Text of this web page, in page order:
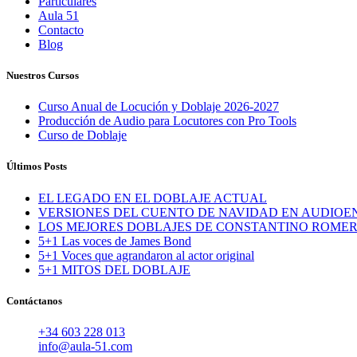
Aula 51
Contacto
Blog
Nuestros Cursos
Curso Anual de Locución y Doblaje 2026-2027
Producción de Audio para Locutores con Pro Tools
Curso de Doblaje
Últimos Posts
EL LEGADO EN EL DOBLAJE ACTUAL
VERSIONES DEL CUENTO DE NAVIDAD EN
LOS MEJORES DOBLAJES DE CONSTANTINO
5+1 Las voces de James Bond
5+1 Voces que agrandaron al actor original
5+1 MITOS DEL DOBLAJE
Contáctanos
+34 603 228 013
info@aula-51.com